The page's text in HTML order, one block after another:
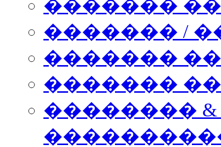
�������
������� /
�������
������� ���
��������